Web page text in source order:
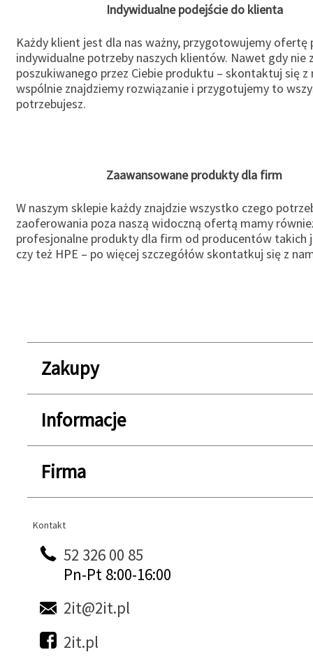
Indywidualne podejście do klienta
Każdy klient jest dla nas ważny, przygotowujemy ofertę
indywidualne potrzeby naszych klientów. Nawet gdy nie
poszukiwanego przez Ciebie produktu – skontaktuj się z
wspólnie znajdziemy rozwiązanie i przygotujemy to
potrzebujesz.
Zaawansowane produkty dla firm
W naszym sklepie każdy znajdzie wszystko czego
zaoferowania poza naszą widoczną ofertą mamy
profesjonalne produkty dla firm od producentów takich
czy też HPE – po więcej szczegółów skontatkuj się z
Zakupy
Informacje
Firma
Kontakt
Kontakt
52 326 00 85
Pn-Pt 8:00-16:00
2it@2it.pl
2it.pl